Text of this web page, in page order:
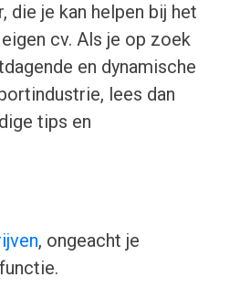
die je kan helpen bij het
cv. Als je op zoek
en dynamische
lees dan
tips en
, ongeacht je